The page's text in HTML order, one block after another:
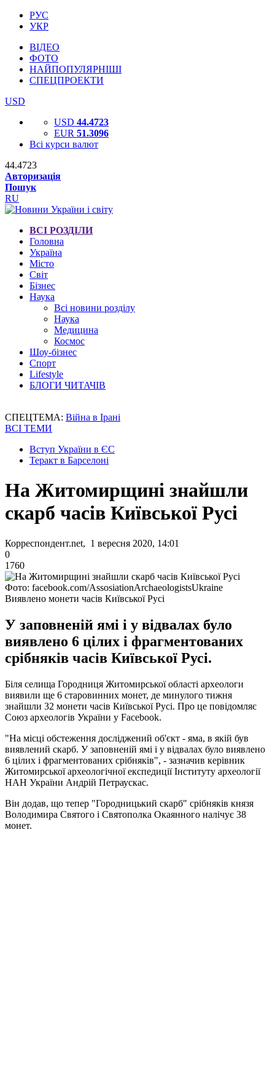
РУС
УКР
ВІДЕО
ФОТО
НАЙПОПУЛЯРНІШІ
СПЕЦПРОЕКТИ
USD
USD 44.4723
EUR 51.3096
Всі курси валют
44.4723
Авторизація
Пошук
RU
ВСІ РОЗДІЛИ
Головна
Україна
Місто
Світ
Бізнес
Наука
Всі новини розділу
Наука
Медицина
Космос
Шоу-бізнес
Спорт
Lifestyle
БЛОГИ ЧИТАЧІВ
СПЕЦТЕМА: Війна в Ірані
ВСІ ТЕМИ
Вступ України в ЄС
Теракт в Барселоні
На Житомирщині знайшли
скарб часів Київської Русі
Корреспондент.net, 1 вересня 2020, 14:01
0
1760
Фото: facebook.com/AssosiationArchaeologistsUkraine
Виявлено монети часів Київської Русі
У заповненій ямі і у відвалах було
виявлено 6 цілих і фрагментованих
срібняків часів Київської Русі.
Біля селища Городниця Житомирської області археологи
виявили ще 6 старовинних монет, де минулого тижня
знайшли 32 монети часів Київської Русі. Про це повідомляє
Союз археологів України у Facebook.
"На місці обстеження досліджений об'єкт - яма, в якій був
виявлений скарб. У заповненій ямі і у відвалах було виявлено
6 цілих і фрагментованих срібняків", - зазначив керівник
Житомирської археологічної експедиції Інституту археології
НАН України Андрій Петраускас.
Він додав, що тепер "Городницький скарб" срібняків князя
Володимира Святого і Святополка Окаянного налічує 38
монет.